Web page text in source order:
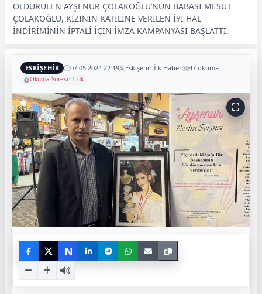
ÖLDÜRÜLEN AYŞENUR ÇOLAKOĞLU’NUN BABASI MESUT
ÇOLAKOĞLU, KIZININ KATİLİNE VERİLEN İYİ HAL
İNDİRİMİNİN İPTALİ İÇİN İMZA KAMPANYASI BAŞLATTI.
ESKİŞEHİR 07.05.2024 22:19 Eskişehir İlk Haber 47 okuma
Okuma Süresi: 1 dk
N